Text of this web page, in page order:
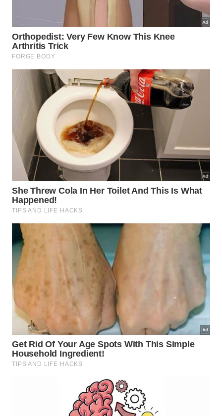
Proteger os recipientes nos horários de pico do
calor ajuda a preservar as folhas e botões em
formação. Criar pequenas barreiras de sombra ou
agrupar os vasos na varanda melhora o microclima,
proporcionando oambiente
perfeito para o
desenvolvimento da suacoleçãobotânica.
Considere adotar as seguintes práticas
Regar sempre no início da manhã ou final da
tarde;
Utilizar pratos com pedriscos úmidos sob os
Verificar a drenagem do solo para evitar acúmulo
prejudicial.